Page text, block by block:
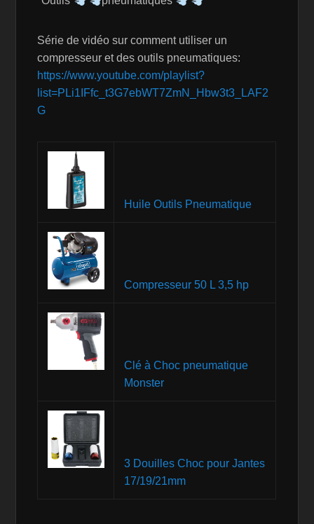
Série de vidéo sur comment utiliser un
compresseur et des outils pneumatiques:
https://www.youtube.com/playlist?
list=PLi1IFfc_t3G7ebWT7ZmN_Hbw3t3_LAF2
G
Huile Outils Pneumatique
Compresseur 50 L 3,5 hp
Clé à Choc pneumatique
Monster
3 Douilles Choc pour Jantes
17/19/21mm